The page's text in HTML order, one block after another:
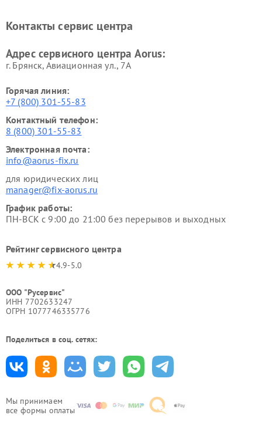
Мы принимаем
все формы оплаты
Контакты сервис центра
Адрес сервисного центра Aorus:
г. Брянск, Авиационная ул., 7А
Горячая линия:
+7 (800) 301-55-83
Контактный телефон:
8 (800) 301-55-83
Электронная почта:
info@aorus-fix.ru
для юридических лиц
manager@fix-aorus.ru
График работы:
ПН-ВСК с 9:00 до 21:00 без перерывов и выходных
Рейтинг сервисного центра
4.9-5.0
ООО "Русервис"
ИНН 7702633247
ОГРН 1077746335776
Поделиться в соц. сетях: